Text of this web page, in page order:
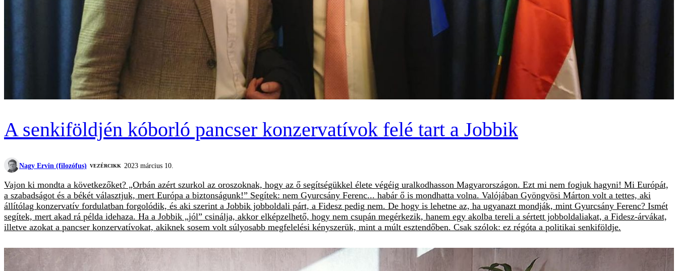
A senkiföldjén kóborló pancser konzervatívok felé tart a Jobbik
Nagy Ervin (filozófus) VEZÉRCIKK 2023 március 10.
Vajon ki mondta a következőket? „Orbán azért szurkol az oroszoknak, hogy az ő segítségükkel élete végéig uralkodhasson Magyarországon. Ezt mi nem fogjuk hagyni! Mi Európát,
a szabadságot és a békét választjuk, mert Európa a biztonságunk!” Segítek: nem Gyurcsány Ferenc... habár ő is mondhatta volna. Valójában Gyöngyösi Márton volt a tettes, aki
állítólag konzervatív fordulatban forgolódik, és aki szerint a Jobbik jobboldali párt, a Fidesz pedig nem. De hogy is lehetne az, ha ugyanazt mondják, mint Gyurcsány Ferenc? Ismét
segítek, mert akad rá példa idehaza. Ha a Jobbik „jól” csinálja, akkor elképzelhető, hogy nem csupán megérkezik, hanem egy akolba tereli a sértett jobboldaliakat, a Fidesz-árvákat,
illetve azokat a pancser konzervatívokat, akiknek sosem volt súlyosabb megfelelési kényszerük, mint a múlt esztendőben. Csak szólok: ez régóta a politikai senkiföldje.